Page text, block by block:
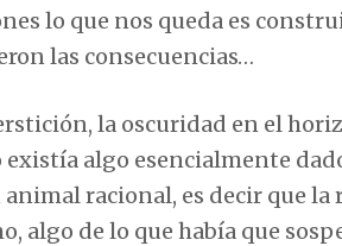
lo que nos queda es
las consecuencias…
la oscuridad en el
algo esencialmente
racional, es decir que
algo de lo que había que